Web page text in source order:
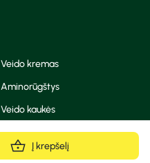
Į krepšelį
Veido kremas
Aminorūgštys
Veido kaukės
Eteriniai aliejai
BB ir CC kremas